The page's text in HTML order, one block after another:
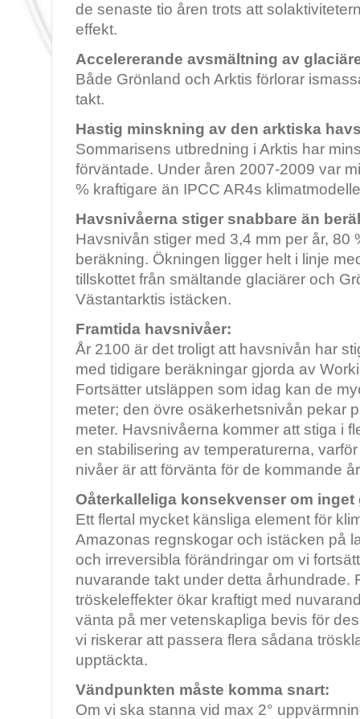
de senaste tio åren trots att
effekt.
Accelererande avsmältning av
Både Grönland och Arktis förlorar
takt.
Hastig minskning av den arktiska
Sommarisens utbredning i Arktis har
förväntade. Under åren 2007-2009 var
% kraftigare än IPCC AR4s
Havsnivåerna stiger snabbare än
Havsnivån stiger med 3,4 mm per år, 80
beräkning. Ökningen ligger helt i linje
tillskottet från smältande glaciärer och
Västantarktis istäcken.
Framtida havsnivåer:
År 2100 är det troligt att havsnivån har
med tidigare beräkningar gjorda av
Fortsätter utsläppen som idag kan de
meter; den övre osäkerhetsnivån pekar
meter. Havsnivåerna kommer att stiga i
en stabilisering av temperaturerna,
nivåer är att förvänta för de kommande
Oåterkalleliga konsekvenser om inget
Ett flertal mycket känsliga element för
Amazonas regnskogar och istäcken på
och irreversibla förändringar om vi
nuvarande takt under detta århundrade.
tröskeleffekter ökar kraftigt med
vänta på mer vetenskapliga bevis för
vi riskerar att passera flera sådana
upptäckta.
Vändpunkten måste komma snart:
Om vi ska stanna vid max 2°